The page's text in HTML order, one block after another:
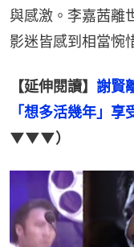
與感激。李嘉茜離
影迷皆感到相當惋
【延伸閱讀】 謝賢
「想多活幾年」享
▼▼▼）